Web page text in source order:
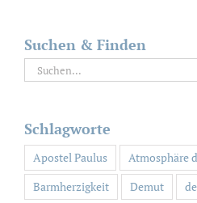
Suchen & Finden
Suche
nach:
Schlagworte
Apostel Paulus
Atmosphäre
Barmherzigkeit
Demut